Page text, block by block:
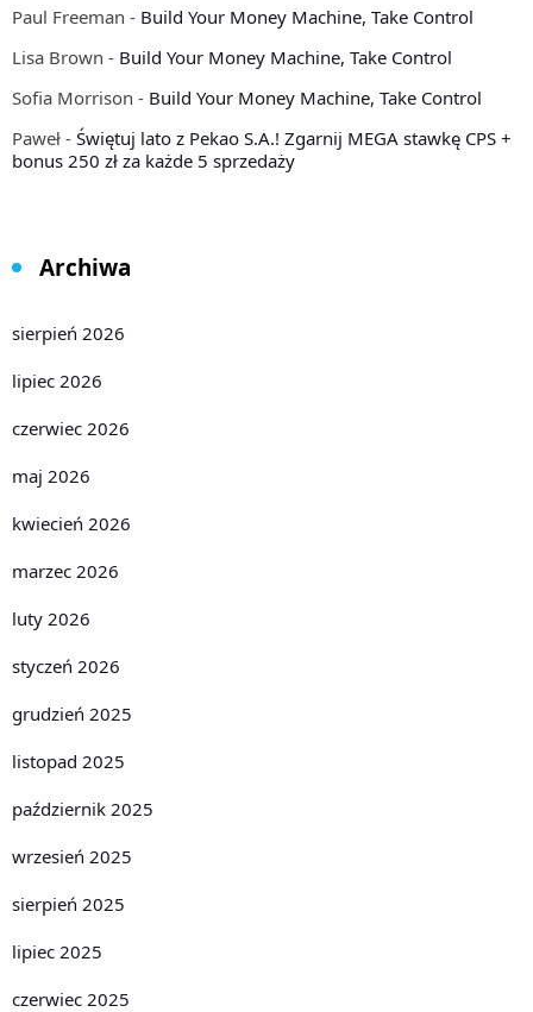
Paul Freeman - Build Your Money Machine, Take Control
Lisa Brown - Build Your Money Machine, Take Control
Sofia Morrison - Build Your Money Machine, Take Control
Paweł - Świętuj lato z Pekao S.A.! Zgarnij MEGA stawkę CPS +
bonus 250 zł za każde 5 sprzedaży
Archiwa
sierpień 2026
lipiec 2026
czerwiec 2026
maj 2026
kwiecień 2026
marzec 2026
luty 2026
styczeń 2026
grudzień 2025
listopad 2025
październik 2025
wrzesień 2025
sierpień 2025
lipiec 2025
czerwiec 2025